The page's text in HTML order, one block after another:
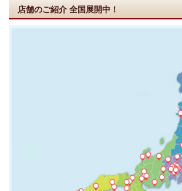
店舗のご紹介 全国展開中！